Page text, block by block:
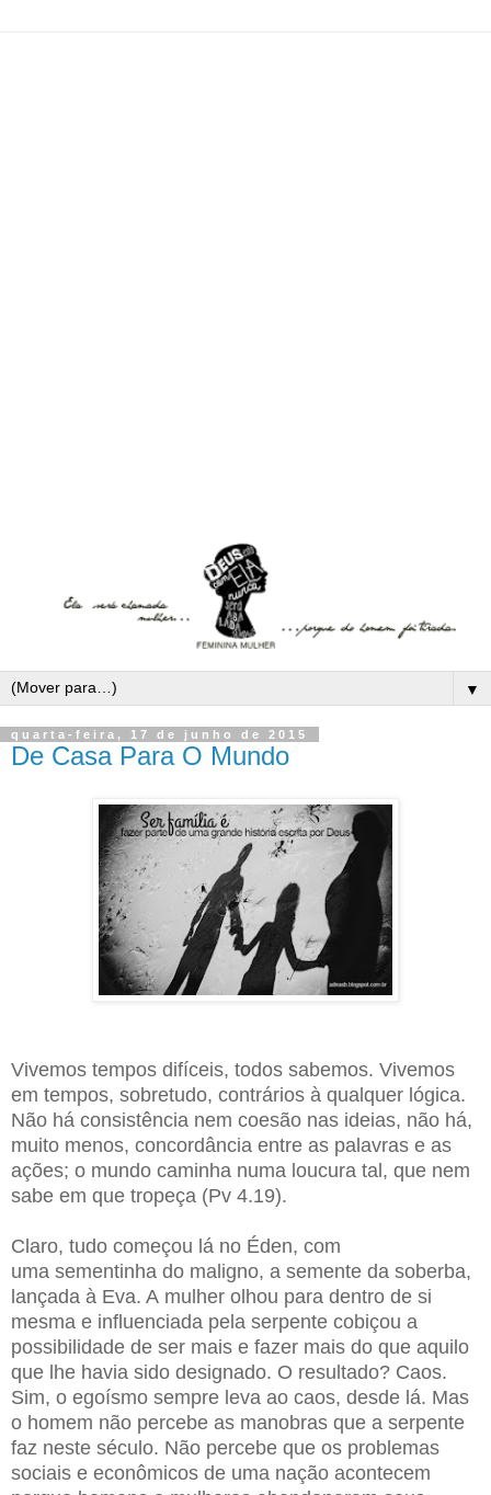
▼
quarta-feira, 17 de junho de 2015
De Casa Para O Mundo
Vivemos tempos difíceis, todos sabemos. Vivemos
em tempos, sobretudo, contrários à qualquer lógica.
Não há consistência nem coesão nas ideias, não há,
muito menos, concordância entre as palavras e as
ações; o mundo caminha numa loucura tal, que nem
sabe em que tropeça (Pv 4.19).
Claro, tudo começou lá no Éden, com
uma sementinha do maligno, a semente da soberba,
lançada à Eva. A mulher olhou para dentro de si
mesma e influenciada pela serpente cobiçou a
possibilidade de ser mais e fazer mais do que aquilo
que lhe havia sido designado. O resultado? Caos.
Sim, o egoísmo sempre leva ao caos, desde lá. Mas
o homem não percebe as manobras que a serpente
faz neste século. Não percebe que os problemas
sociais e econômicos de uma nação acontecem